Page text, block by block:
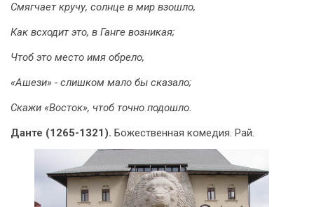
Смягчает кручу, солнце в мир взошло,
Как всходит это, в Ганге возникая;
Чтоб это место имя обрело,
«Ашези» - слишком мало бы сказало;
Скажи «Восток», чтоб точно подошло.
Данте (1265-1321). Божественная комедия. Рай.